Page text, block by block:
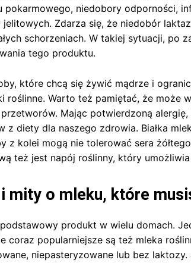
pokarmowego, niedobory odporności,
jelitowych. Zdarza się, że niedobór
schorzeniach. W takiej sytuacji,
tego produktu.
które chcą się żywić mądrze i
roślinne. Warto też pamiętać, że może
Mając potwierdzoną
z diety dla naszego zdrowia. Białka
z kolei mogą nie tolerować sera
też jest napój roślinny, który
mity o mleku, które
produkt w wielu domach.
coraz popularniejsze są też mleka
niepasteryzowane lub bez